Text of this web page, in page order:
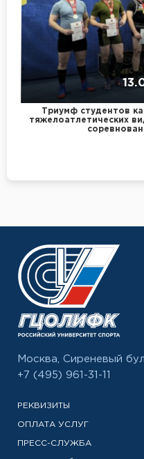
Триумф студентов
тяжелоатлетических
Москва, Сиреневый
+7 (495) 961-31-11
РЕКВИЗИТЫ
ОПЛАТА УСЛУГ
ПРЕСС-СЛУЖБА